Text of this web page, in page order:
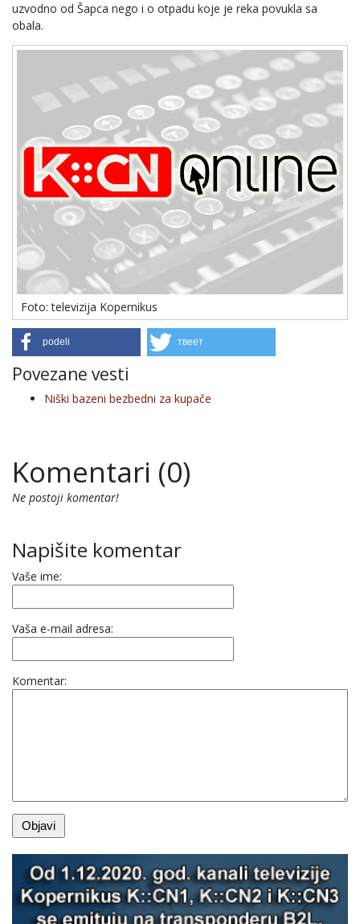
uzvodno od Šapca nego i o otpadu koje je reka povukla sa
obala.
Foto: televizija Kopernikus
podeli твеет
Povezane vesti
Niški bazeni bezbedni za kupače
Komentari (0)
Ne postoji komentar!
Napišite komentar
Vaše ime:
Vaša e-mail adresa:
Komentar: